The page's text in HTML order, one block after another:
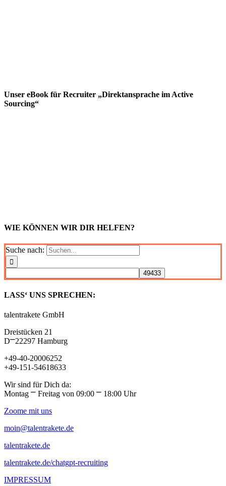
Unser eBook für Recruiter „Direktansprache im Active
Sourcing“
WIE KÖNNEN WIR DIR HELFEN?
Suche nach:
LASS‘ UNS SPRECHEN:
talentrakete GmbH
Dreistücken 21
D⎻22297 Hamburg
+49-40-20006252
+49-151-54618633
Wir sind für Dich da:
Montag ⎻ Freitag von 09:00 ⎻ 18:00 Uhr
Zoome mit uns
moin@talentrakete.de
talentrakete.de
talentrakete.de/chatgpt-recruiting
IMPRESSUM